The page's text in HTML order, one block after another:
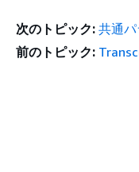
次のトピック: 共通
前のトピック: